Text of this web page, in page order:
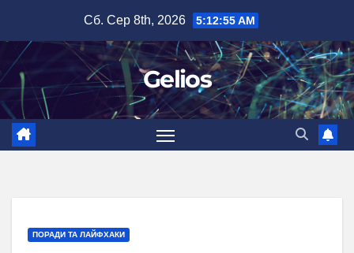
вмісту
Сб. Сер 8th, 2026 5:12:56 AM
Gelios
ПОРАДИ ТА ЛАЙФХАКИ